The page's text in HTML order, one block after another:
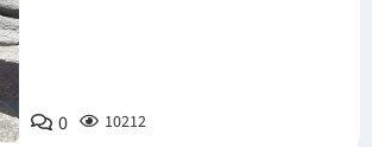
0 10212